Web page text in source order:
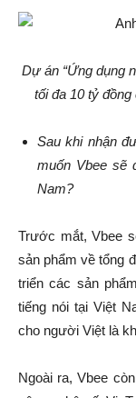
Dự án “Ứng dụng
tối đa 10 tỷ đồng
Sau khi nhận
muốn Vbee sẽ
Nam?
Trước mắt, Vbee
sản phẩm về tổng
triển các sản
tiếng nói tại Việt
cho người Việt là
Ngoài ra, Vbee